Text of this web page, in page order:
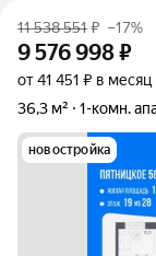
11 538 551₽ –17%
9 576 998₽
от 41 451 ₽ в месяц
36,3 м²
1-комн.
новостройка